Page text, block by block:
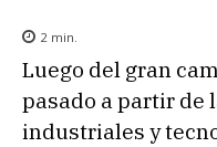
2 min.
Luego del gran
pasado a partir de
industriales y